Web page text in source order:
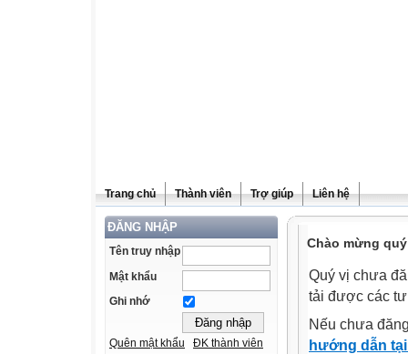
Trang chủ Thành viên Trợ giúp Liên hệ
ĐĂNG NHẬP
Tên truy nhập
Mật khẩu
Ghi nhớ
Quên mật khẩu ĐK thành viên
Chào mừng
Quý vị chưa
tải được các
Nếu chưa
hướng dẫn